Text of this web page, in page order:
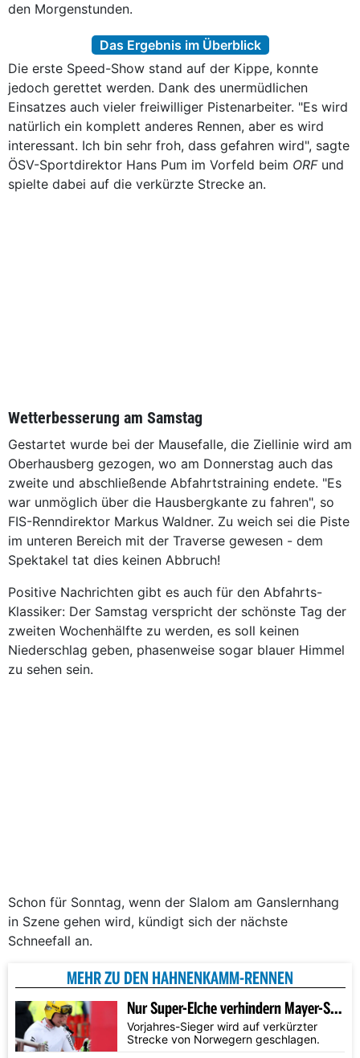
den Morgenstunden.
Das Ergebnis im Überblick
Die erste Speed-Show stand auf der Kippe, konnte
jedoch gerettet werden. Dank des unermüdlichen
Einsatzes auch vieler freiwilliger Pistenarbeiter. "Es wird
natürlich ein komplett anderes Rennen, aber es wird
interessant. Ich bin sehr froh, dass gefahren wird", sagte
ÖSV-Sportdirektor Hans Pum im Vorfeld beim ORF und
spielte dabei auf die verkürzte Strecke an.
Wetterbesserung am Samstag
Gestartet wurde bei der Mausefalle, die Ziellinie wird am
Oberhausberg gezogen, wo am Donnerstag auch das
zweite und abschließende Abfahrtstraining endete. "Es
war unmöglich über die Hausbergkante zu fahren", so
FIS-Renndirektor Markus Waldner. Zu weich sei die Piste
im unteren Bereich mit der Traverse gewesen - dem
Spektakel tat dies keinen Abbruch!
Positive Nachrichten gibt es auch für den Abfahrts-
Klassiker: Der Samstag verspricht der schönste Tag der
zweiten Wochenhälfte zu werden, es soll keinen
Niederschlag geben, phasenweise sogar blauer Himmel
zu sehen sein.
Schon für Sonntag, wenn der Slalom am Ganslernhang
in Szene gehen wird, kündigt sich der nächste
Schneefall an.
MEHR ZU DEN HAHNENKAMM-RENNEN
Nur Super-Elche verhindern Mayer-Sieg
Vorjahres-Sieger wird auf verkürzter
Strecke von Norwegern geschlagen.